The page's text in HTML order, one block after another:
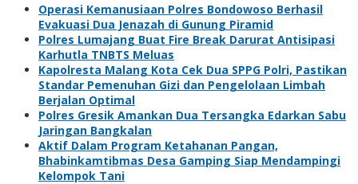
Operasi Kemanusiaan Polres Bondowoso Berhasil
Evakuasi Dua Jenazah di Gunung Piramid
Polres Lumajang Buat Fire Break Darurat Antisipasi
Karhutla TNBTS Meluas
Kapolresta Malang Kota Cek Dua SPPG Polri, Pastikan
Standar Pemenuhan Gizi dan Pengelolaan Limbah
Berjalan Optimal
Polres Gresik Amankan Dua Tersangka Edarkan Sabu
Jaringan Bangkalan
Aktif Dalam Program Ketahanan Pangan,
Bhabinkamtibmas Desa Gamping Siap Mendampingi
Kelompok Tani